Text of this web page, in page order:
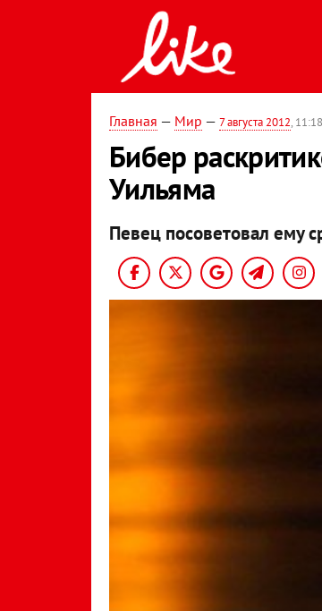
Главная — Мир — 7 августа 2012, 11:18
Бибер
Уильяма
Певец посоветовал ему